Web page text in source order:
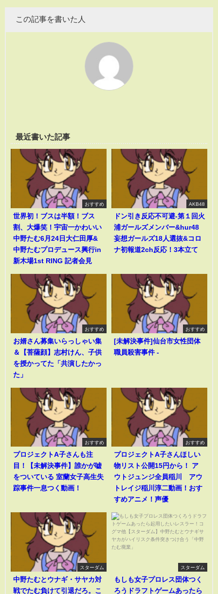
この記事を書いた人
最近書いた記事
おすすめ
世界初！ブスは半額！ブス
割、大爆笑！宇宙一かわいい
中野たむ6月24日大仁田厚&
中野たむプロデュース興行in
新木場1st RING 記者会見
AKB48
ドン引き反応不可避-第１回火
浦ガールズメンバー&hur48
妄想ガールズ18人選抜&コロ
ナ初報道2ch反応！3本立て
おすすめ
お婿さん募集いらっしゃい集
＆【菩薩顔】志村けん、子供
を授かってた「共演したかっ
た」
おすすめ
[未解決事件]仙台市女性団体
職員殺害事件 -
おすすめ
プロジェクトA子さんも注
目！【未解決事件】誰かが嘘
をついている 室蘭女子高生失
踪事件一息つく動画！
おすすめ
プロジェクトA子さんほしい
物リスト公開15円から！ ア
ウトジュンジ全員稲川 アウ
トレイジ稲川淳二動画！おす
すめアニメ！声優
スターダム
中野たむとウナギ・サヤカ対
戦でたむ負けて引退だろ。こ
スターダム
もしも女子プロレス団体つく
ろうドラフトゲームあったら